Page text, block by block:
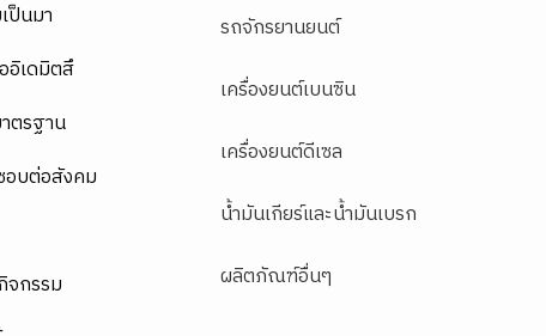
ป็นมา
อิเดมิตสึ
ตรฐาน
อบต่อสังคม
จกรรม
รถจักรยานยนต์
เครื่องยนต์เบนซิน
เครื่องยนต์ดีเซล
น้ำมันเกียร์และน้ำมันเบรก
ผลิตภัณฑ์อื่นๆ